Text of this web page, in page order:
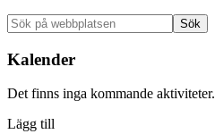
Primärt
sidofält
Sök
på
webbplatsen
Kalender
Det finns inga kommande aktiviteter.
Lägg till